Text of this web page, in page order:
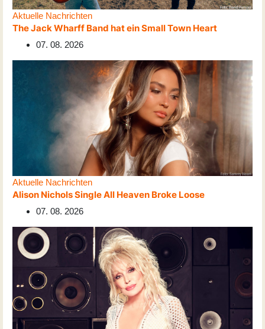
Aktuelle Nachrichten
The Jack Wharff Band hat ein Small Town Heart
07. 08. 2026
Aktuelle Nachrichten
Alison Nichols Single All Heaven Broke Loose
07. 08. 2026